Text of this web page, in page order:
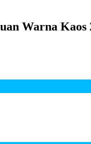
Warna Kaos